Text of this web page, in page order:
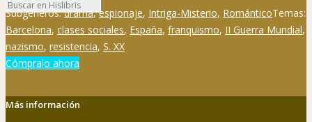
Subgéneros:drama,espionaje, Intriga-Misterio, RománticoTemas:
Barcelona, clases sociales, España, franquismo, II Guerra Mundial,
nazismo, resistencia, S. XX
Cómpralo ahora
Más información